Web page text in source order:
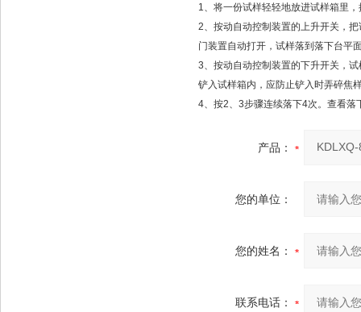
1、将一份试样轻轻地放进试样箱里
2、按动自动控制装置的上升开关，
门装置自动打开，试样落到落下台平
3、按动自动控制装置的下升开关，
铲入试样箱内，应防止铲入时弄碎焦
4、按2、3步骤连续落下4次。查看落
产品：
您的单位：
您的姓名：
联系电话：